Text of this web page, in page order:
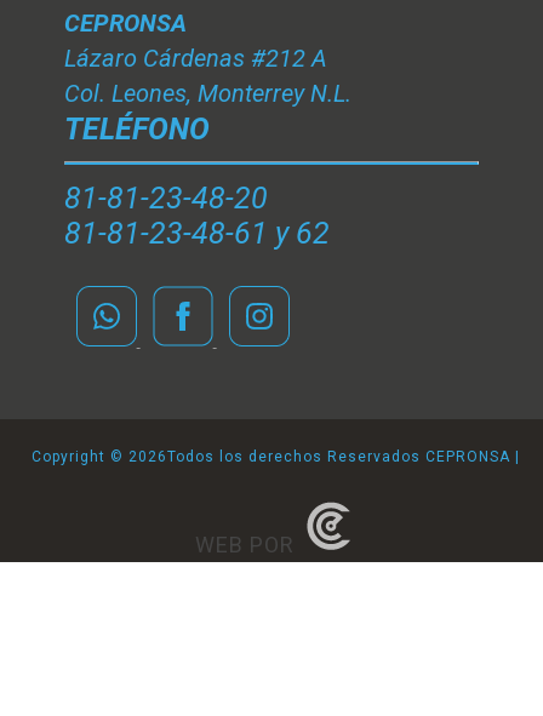
CEPRONSA
Lázaro Cárdenas #212 A
Col. Leones, Monterrey N.L.
TELÉFONO
81-81-23-48-20
81-81-23-48-61 y 62
Copyright © 2026Todos los derechos Reservados CEPRONSA |
WEB POR